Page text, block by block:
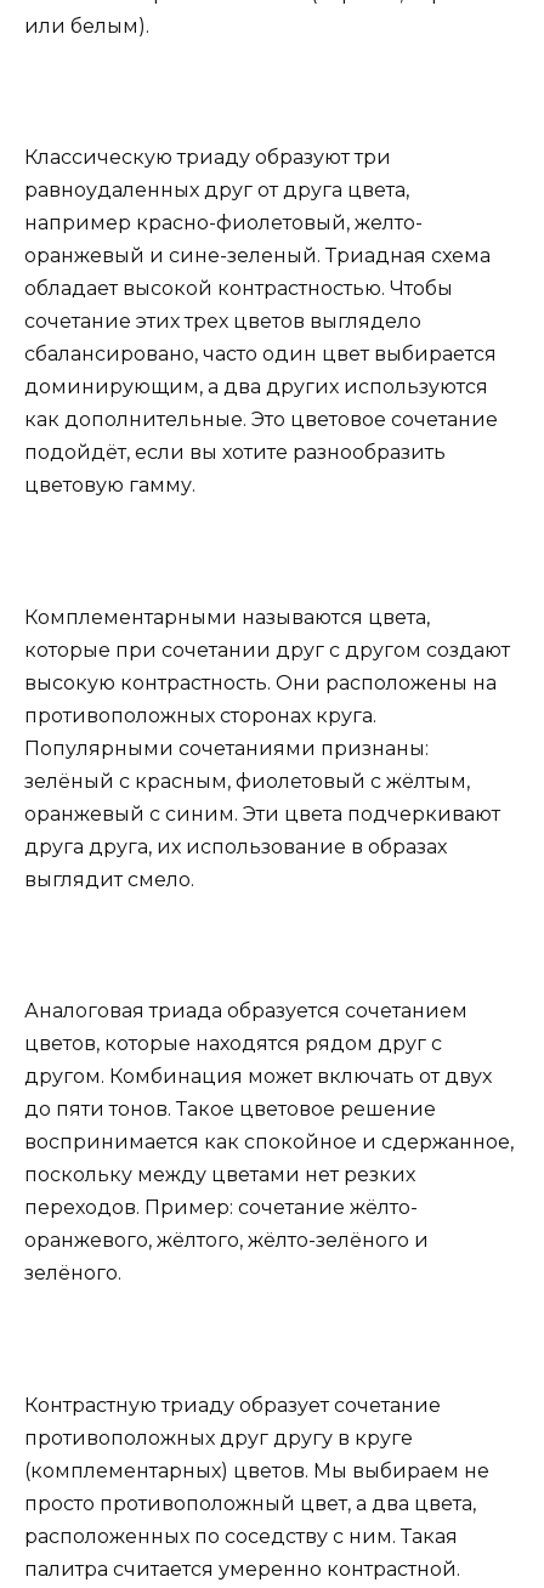
или белым).
Классическую триаду образуют три
равноудаленных друг от друга цвета,
например красно-фиолетовый, желто-
оранжевый и сине-зеленый. Триадная схема
обладает высокой контрастностью. Чтобы
сочетание этих трех цветов выглядело
сбалансировано, часто один цвет выбирается
доминирующим, а два других используются
как дополнительные. Это цветовое сочетание
подойдёт, если вы хотите разнообразить
цветовую гамму.
Комплементарными называются цвета,
которые при сочетании друг с другом создают
высокую контрастность. Они расположены на
противоположных сторонах круга.
Популярными сочетаниями признаны:
зелёный с красным, фиолетовый с жёлтым,
оранжевый с синим. Эти цвета подчеркивают
друга друга, их использование в образах
выглядит смело.
Аналоговая триада образуется сочетанием
цветов, которые находятся рядом друг с
другом. Комбинация может включать от двух
до пяти тонов. Такое цветовое решение
воспринимается как спокойное и сдержанное,
поскольку между цветами нет резких
переходов. Пример: сочетание жёлто-
оранжевого, жёлтого, жёлто-зелёного и
зелёного.
Контрастную триаду образует сочетание
противоположных друг другу в круге
(комплементарных) цветов. Мы выбираем не
просто противоположный цвет, а два цвета,
расположенных по соседству с ним. Такая
палитра считается умеренно контрастной.